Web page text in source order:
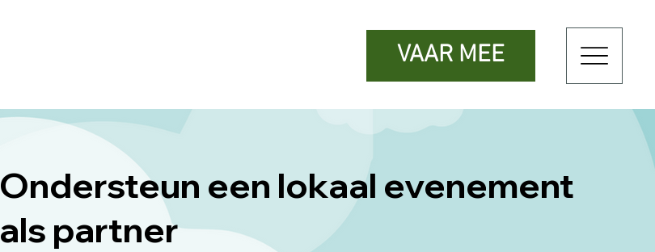
VAAR MEE
Ondersteun een lokaal evenement
als partner